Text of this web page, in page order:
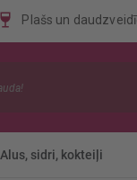
Plašs un
Alus, sidri, kokteiļi